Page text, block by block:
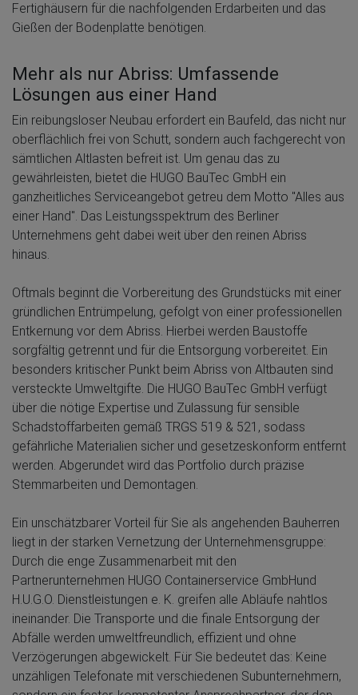
Fertighäusern für die nachfolgenden Erdarbeiten und das
Gießen der Bodenplatte benötigen.
Mehr als nur Abriss: Umfassende
Lösungen aus einer Hand
Ein reibungsloser Neubau erfordert ein Baufeld, das nicht nur
oberflächlich frei von Schutt, sondern auch fachgerecht von
sämtlichen Altlasten befreit ist. Um genau das zu
gewährleisten, bietet die HUGO BauTec GmbH ein
ganzheitliches Serviceangebot getreu dem Motto "Alles aus
einer Hand". Das Leistungsspektrum des Berliner
Unternehmens geht dabei weit über den reinen Abriss
hinaus.
Oftmals beginnt die Vorbereitung des Grundstücks mit einer
gründlichen Entrümpelung, gefolgt von einer professionellen
Entkernung vor dem Abriss. Hierbei werden Baustoffe
sorgfältig getrennt und für die Entsorgung vorbereitet. Ein
besonders kritischer Punkt beim Abriss von Altbauten sind
versteckte Umweltgifte. Die HUGO BauTec GmbH verfügt
über die nötige Expertise und Zulassung für sensible
Schadstoffarbeiten gemäß TRGS 519 & 521, sodass
gefährliche Materialien sicher und gesetzeskonform entfernt
werden. Abgerundet wird das Portfolio durch präzise
Stemmarbeiten und Demontagen.
Ein unschätzbarer Vorteil für Sie als angehenden Bauherren
liegt in der starken Vernetzung der Unternehmensgruppe:
Durch die enge Zusammenarbeit mit den
Partnerunternehmen HUGO Containerservice GmbHund
H.U.G.O. Dienstleistungen e. K. greifen alle Abläufe nahtlos
ineinander. Die Transporte und die finale Entsorgung der
Abfälle werden umweltfreundlich, effizient und ohne
Verzögerungen abgewickelt. Für Sie bedeutet das: Keine
unzähligen Telefonate mit verschiedenen Subunternehmern,